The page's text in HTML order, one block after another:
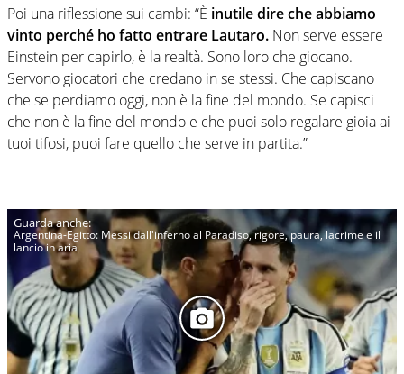
Poi una riflessione sui cambi: “È inutile dire che abbiamo
vinto perché ho fatto entrare Lautaro. Non serve essere
Einstein per capirlo, è la realtà. Sono loro che giocano.
Servono giocatori che credano in se stessi. Che capiscano
che se perdiamo oggi, non è la fine del mondo. Se capisci
che non è la fine del mondo e che puoi solo regalare gioia ai
tuoi tifosi, puoi fare quello che serve in partita.”
Argentina-Egitto: Messi dall'inferno al Paradiso, rigore, paura, lacrime e il
lancio in aria